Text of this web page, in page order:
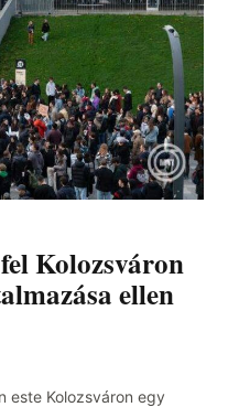
Kolozsváron
ellen
este Kolozsváron egy